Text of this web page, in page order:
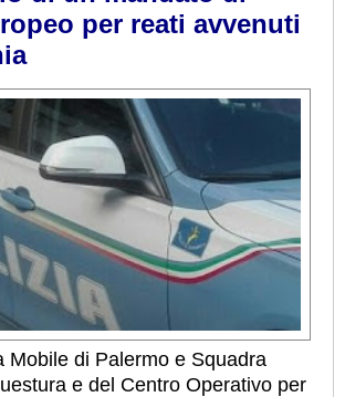
per reati avvenuti
Mobile di Palermo e Squadra
e del Centro Operativo per